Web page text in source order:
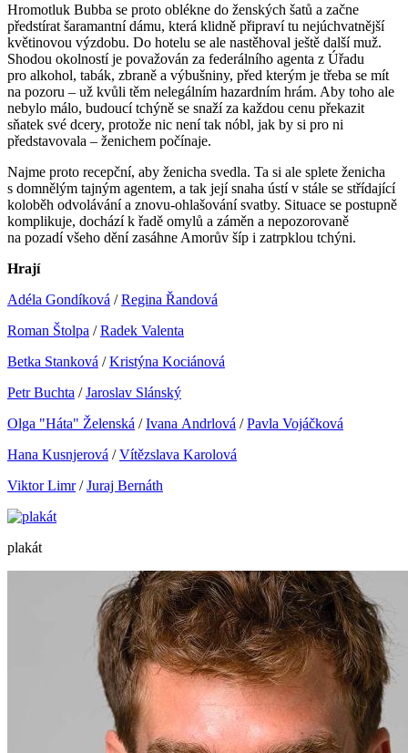
Hromotluk Bubba se proto oblékne do ženských šatů a začne
předstírat šaramantní dámu, která klidně připraví tu nejúchvatnější
květinovou výzdobu. Do hotelu se ale nastěhoval ještě další muž.
Shodou okolností je považován za federálního agenta z Úřadu
pro alkohol, tabák, zbraně a výbušniny, před kterým je třeba se mít
na pozoru – už kvůli těm nelegálním hazardním hrám. Aby toho ale
nebylo málo, budoucí tchýně se snaží za každou cenu překazit
sňatek své dcery, protože nic není tak nóbl, jak by si pro ni
představovala – ženichem počínaje.
Najme proto recepční, aby ženicha svedla. Ta si ale splete ženicha
s domnělým tajným agentem, a tak její snaha ústí v stále se střídající
koloběh odvolávání a znovu-ohlašování svatby. Situace se postupně
komplikuje, dochází k řadě omylů a záměn a nepozorovaně
na pozadí všeho dění zasáhne Amorův šíp i zatrpklou tchýni.
Hrají
Adéla Gondíková /Regina Řandová
Roman Štolpa /Radek Valenta
Betka Stanková /Kristýna Kociánová
Petr Buchta /Jaroslav Slánský
Olga "Háta" Želenská /Ivana Andrlová /Pavla Vojáčková
Hana Kusnjerová /Vítězslava Karolová
Viktor Limr/Juraj Bernáth
plakát